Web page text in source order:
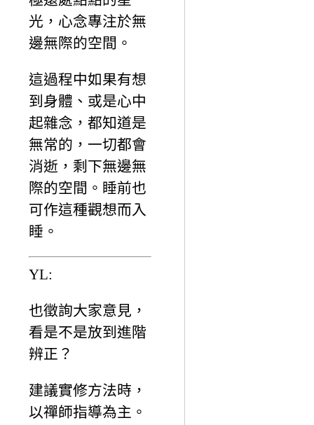
光，心念專注於無
邊無際的空間。
這過程中如果有想
到身體、或是心中
起雜念，都知道是
無常的，一切都會
消逝，剩下無邊無
際的空間。睡前也
可作這種觀想而入
睡。
YL:
也徵詢大家意見，
看是不是放到進階
辨正？
建議實修方法時，
以禪師指導為主。